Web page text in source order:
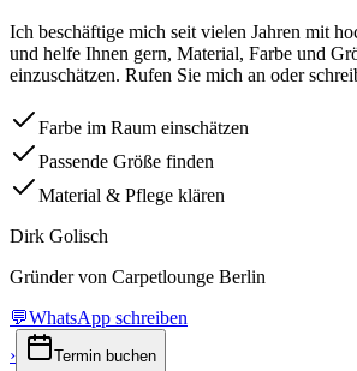
Ich beschäftige mich seit vielen Jahren mit
und helfe Ihnen gern, Material, Farbe und
einzuschätzen. Rufen Sie mich an oder
Farbe im Raum einschätzen
Passende Größe finden
Material & Pflege klären
Dirk Golisch
Gründer von Carpetlounge Berlin
💬WhatsApp schreiben
›
Termin buchen